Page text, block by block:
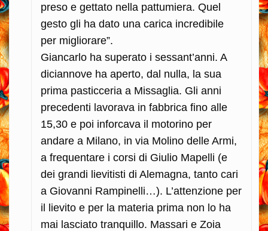
preso e gettato nella pattumiera. Quel
gesto gli ha dato una carica incredibile
per migliorare”.
Giancarlo ha superato i sessant’anni. A
diciannove ha aperto, dal nulla, la sua
prima pasticceria a Missaglia. Gli anni
precedenti lavorava in fabbrica fino alle
15,30 e poi inforcava il motorino per
andare a Milano, in via Molino delle Armi,
a frequentare i corsi di Giulio Mapelli (e
dei grandi lievitisti di Alemagna, tanto cari
a Giovanni Rampinelli…). L’attenzione per
il lievito e per la materia prima non lo ha
mai lasciato tranquillo. Massari e Zoia